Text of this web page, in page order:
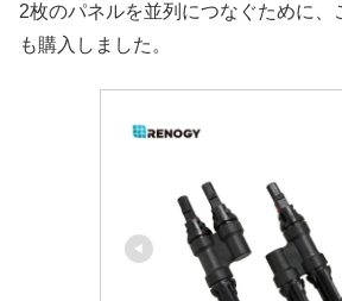
2枚のパネルを並列につなぐために、
も購入しました。